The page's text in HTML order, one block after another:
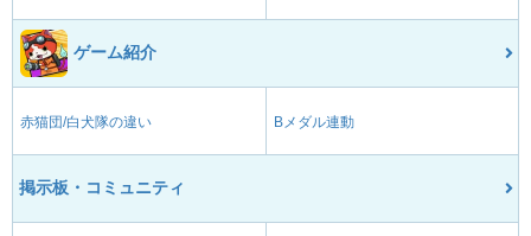
ゲーム紹介
赤猫団/白犬隊の違い Bメダル連動
掲示板・コミュニティ